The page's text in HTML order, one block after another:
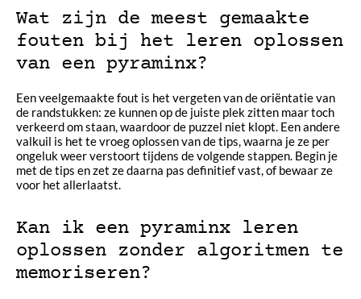
Wat zijn de meest gemaakte
fouten bij het leren oplossen
van een pyraminx?
Een veelgemaakte fout is het vergeten van de oriëntatie van
de randstukken: ze kunnen op de juiste plek zitten maar toch
verkeerd om staan, waardoor de puzzel niet klopt. Een andere
valkuil is het te vroeg oplossen van de tips, waarna je ze per
ongeluk weer verstoort tijdens de volgende stappen. Begin je
met de tips en zet ze daarna pas definitief vast, of bewaar ze
voor het allerlaatst.
Kan ik een pyraminx leren
oplossen zonder algoritmen te
memoriseren?